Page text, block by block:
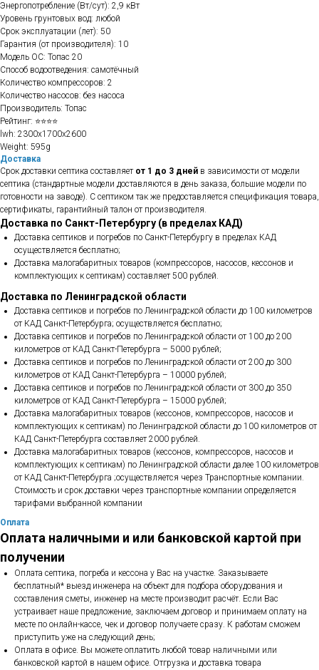
Энергопотребление (Вт/сут): 2,9 кВт
Уровень грунтовых вод: любой
Срок эксплуатации (лет): 50
Гарантия (от производителя): 10
Модель ОС: Топас 20
Способ водоотведения: самотёчный
Количество компрессоров: 2
Количество насосов: без насоса
Производитель: Топас
Рейтинг: ⭐⭐⭐⭐
lwh: 2300x1700x2600
Weight: 595g
Доставка
Срок доставки септика составляет от 1 до 3 дней в зависимости от модели
септика (стандартные модели доставляются в день заказа, большие модели по
готовности на заводе). С септиком так же предоставляется спецификация товара,
сертификаты, гарантийный талон от производителя.
Доставка по Санкт-Петербургу (в пределах КАД)
Доставка септиков и погребов по Санкт-Петербургу в пределах КАД
осуществляется бесплатно;
Доставка малогабаритных товаров (компрессоров, насосов, кессонов и
комплектующих к септикам) составляет 500 рублей.
Доставка по Ленинградской области
Доставка септиков и погребов по Ленинградской области до 100 километров
от КАД Санкт-Петербурга; осуществляется бесплатно;
Доставка септиков и погребов по Ленинградской области от 100 до 200
километров от КАД Санкт-Петербурга – 5000 рублей;
Доставка септиков и погребов по Ленинградской области от 200 до 300
километров от КАД Санкт-Петербурга – 10000 рублей;
Доставка септиков и погребов по Ленинградской области от 300 до 350
километров от КАД Санкт-Петербурга – 15000 рублей;
Доставка малогабаритных товаров (кессонов, компрессоров, насосов и
комплектующих к септикам) по Ленинградской области до 100 километров от
КАД Санкт-Петербурга составляет 2000 рублей.
Доставка малогабаритных товаров (кессонов, компрессоров, насосов и
комплектующих к септикам) по Ленинградской области далее 100 километров
от КАД Санкт-Петербурга ;осуществляется через Транспортные компании.
Стоимость и срок доставки через транспортные компании определяется
тарифами выбранной компании
Оплата
Оплата наличными и или банковской картой при
получении
Оплата септика, погреба и кессона у Вас на участке. Заказываете
бесплатный* выезд инженера на объект для подбора оборудования и
составления сметы, инженер на месте производит расчёт. Если Вас
устраивает наше предложение, заключаем договор и принимаем оплату на
месте по онлайн-кассе, чек и договор получаете сразу. К работам сможем
приступить уже на следующий день;
Оплата в офисе. Вы можете оплатить любой товар наличными или
банковской картой в нашем офисе. Отгрузка и доставка товара